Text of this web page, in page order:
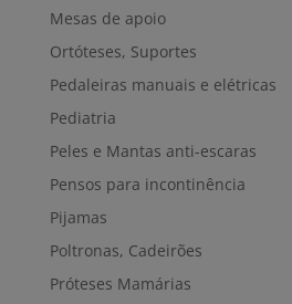
Mesas de apoio
Ortóteses, Suportes
Pedaleiras manuais e elétricas
Pediatria
Peles e Mantas anti-escaras
Pensos para incontinência
Pijamas
Poltronas, Cadeirões
Próteses Mamárias